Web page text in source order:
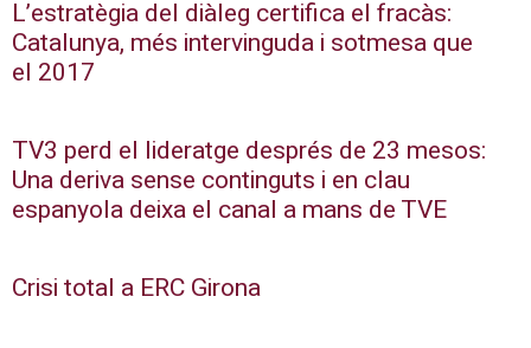
L’estratègia del diàleg certifica el fracàs:
Catalunya, més intervinguda i sotmesa que
el 2017
TV3 perd el lideratge després de 23 mesos:
Una deriva sense continguts i en clau
espanyola deixa el canal a mans de TVE
Crisi total a ERC Girona